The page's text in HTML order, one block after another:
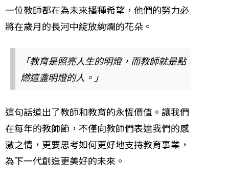
一位教師都在為未來播種希望，他們的努力必
將在歲月的長河中綻放絢爛的花朵。
「教育是照亮人生的明燈，而教師就是點
燃這盞明燈的人。」
這句話道出了教師和教育的永恆價值。讓我們
在每年的教師節，不僅向教師們表達我們的感
激之情，更要思考如何更好地支持教育事業，
為下一代創造更美好的未來。